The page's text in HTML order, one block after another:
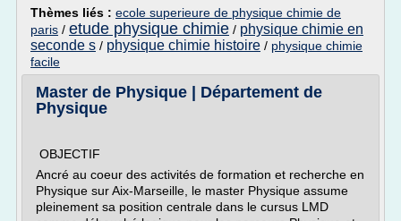
Thèmes liés : ecole superieure de physique chimie de
paris / etude physique chimie / physique chimie en
seconde s / physique chimie histoire / physique chimie
facile
Master de Physique | Département de
Physique
OBJECTIF
Ancré au coeur des activités de formation et recherche en
Physique sur Aix-Marseille, le master Physique assume
pleinement sa position centrale dans le cursus LMD